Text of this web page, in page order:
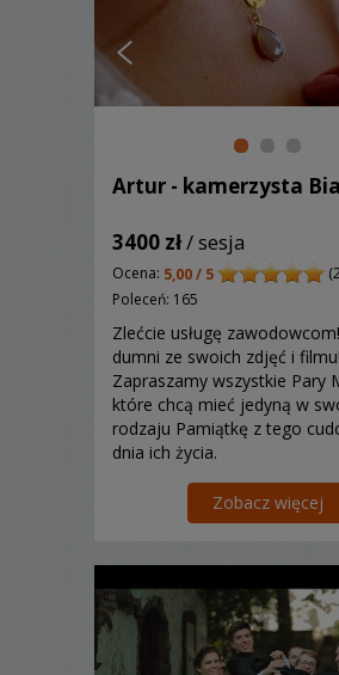
Artur - kamerzysta
3400 zł/ sesja
Ocena: 5,00 / 5
Poleceń: 165
Zlećcie usługę
dumni ze swoich zdjęć i filmu!
Zapraszamy wszystkie Pary
które chcą mieć jedyną w
rodzaju Pamiątkę z tego
dnia ich życia.
Zobacz więcej